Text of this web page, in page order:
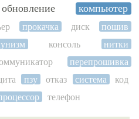
обновление компьютер
прокачка диск
пошив
консоль
нитки
перепрошивка
пзу отказ система
код
телефон